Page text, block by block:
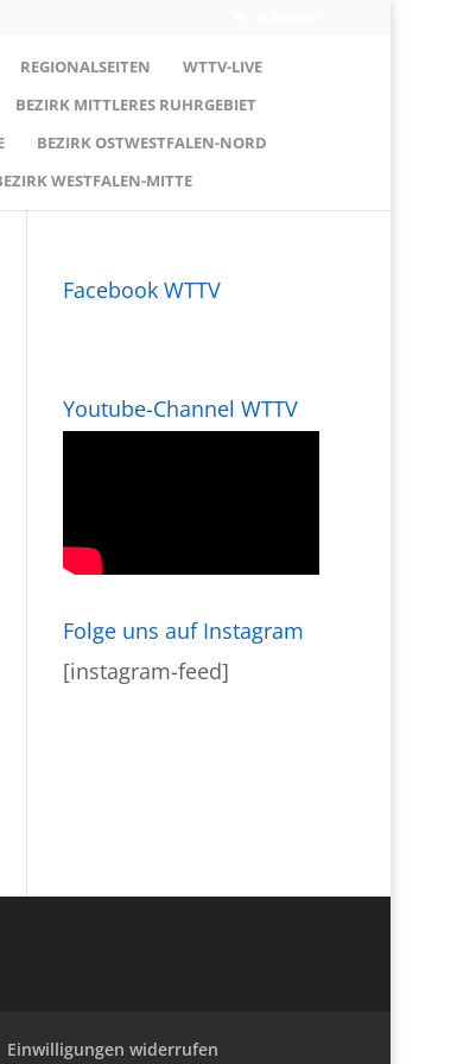
REGIONALSEITEN
WTTV-LIVE
BEZIRK MITTLERES RUHRGEBIET
BEZIRK OSTWESTFALEN-NORD
WESTFALEN-MITTE
Facebook WTTV
Youtube-Channel WTTV
Folge uns auf Instagram
[instagram-feed]
Einwilligungen widerrufen